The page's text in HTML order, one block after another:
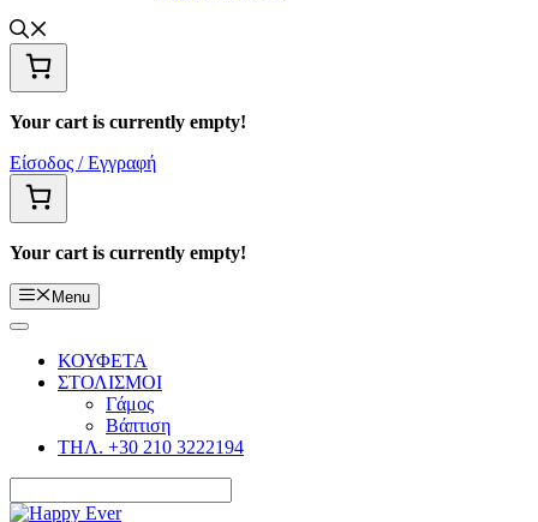
Your cart is currently empty!
Είσοδος / Εγγραφή
Your cart is currently empty!
Menu
ΚΟΥΦΕΤΑ
ΣΤΟΛΙΣΜΟΙ
Γάμος
Βάπτιση
ΤΗΛ. +30 210 3222194